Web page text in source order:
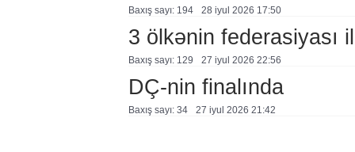
Baxış sayı: 194 28 i̇yul 2026 17:50
3 ölkənin federasiyası
Baxış sayı: 129 27 i̇yul 2026 22:56
DÇ-nin finalında
Baxış sayı: 34 27 i̇yul 2026 21:42